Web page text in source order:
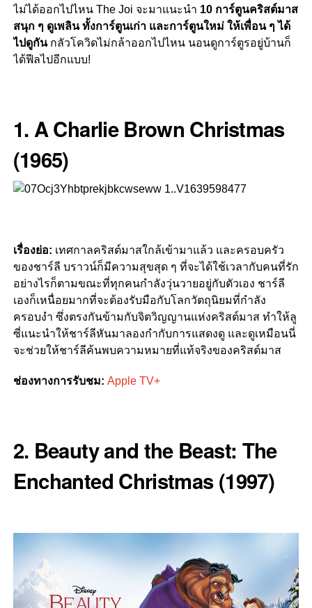
ไม่ได้ออกไปไหน The Joi จะมาแนะนำ 10 การ์ตูนคริสต์มาส
สนุก ๆ ดูเพลิน ทั้งการ์ตูนเก่า และการ์ตูนใหม่ ให้เพื่อน ๆ ได้
ไปดูกันกลัวโควิดไม่กล้าออกไปไหน นอนดูการ์ตูรอยู่บ้านก็
ได้ฟีลไปอีกแบบ!
1. A Charlie Brown Christmas
(1965)
เรื่องย่อ: เทศกาลคริสต์มาสใกล้เข้ามาแล้ว และครอบครัว
ของชาร์ลี บราวน์ก็มีความสุขสุด ๆ ที่จะได้ใช้เวลากับคนที่รัก
อย่างไรก็ตามขณะที่ทุกคนกำลังวุ่นวายอยู่กับตัวเอง ชาร์ลี
เองก็เหนื่อยมากที่จะต้องรับมือกับโลกวัตถุนิยมที่กำลัง
ครอบงำ ซึ่งตรงกันข้ามกับจิตวิญญานแห่งคริสต์มาส ทำให้ลู
ซี่แนะนำให้ชาร์ลีหันมาลองกำกับการแสดงดู และดูเหมือนนี่
จะช่วยให้ชาร์ลีค้นพบความหมายที่แท้จริงของคริสต์มาส
ช่องทางการรับชม: Apple TV+
2. Beauty and the Beast: The
Enchanted Christmas (1997)